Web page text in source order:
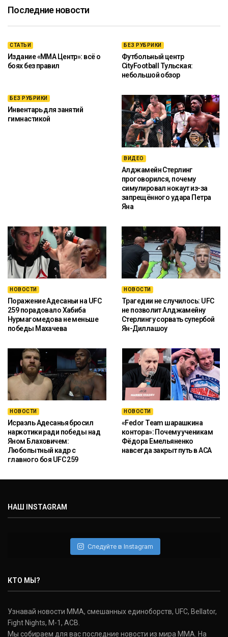
Последние новости
СТАТЬИ
Издание «ММА Центр»: всё о
боях без правил
БЕЗ РУБРИКИ
Футбольный центр
CityFootball Тульская:
небольшой обзор
БЕЗ РУБРИКИ
Инвентарь для занятий
гимнастикой
ВИДЕО
Алджамейн Стерлинг
проговорился, почему
симулировал нокаут из-за
запрещённого удара Петра
Яна
НОВОСТИ
Поражение Адесаньи на UFC
259 порадовало Хабиба
Нурмагомедова не меньше
победы Махачева
НОВОСТИ
Трагедии не случилось: UFC
не позволит Алджамейну
Стерлингу сорвать супербой
Ян-Диллашоу
НОВОСТИ
Исраэль Адесанья бросил
наркотики ради победы над
Яном Блаховичем:
Любопытный кадр с
главного боя UFC 259
НОВОСТИ
«Fedor Team шарашкина
контора»: Почему ученикам
Фёдора Емельяненко
навсегда закрыт путь в ACA
НАШ INSTAGRAM
Следуйте в Instagram
КТО МЫ?
Узнавай новости ММА, смешанных единоборств, UFC, Bellator,
Fight Nights, M-1, ACB.
Мы собираем для вас последние новости из мира ММА. На